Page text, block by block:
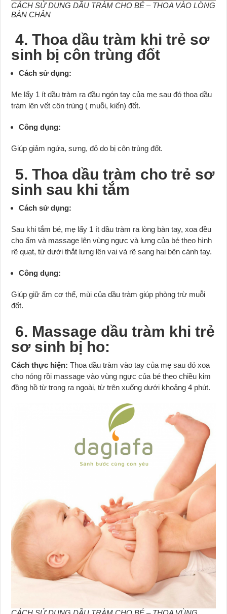
CÁCH SỬ DỤNG DẦU TRÀM CHO BÉ – THOA VÀO LÒNG
BÀN CHÂN
4. Thoa dầu tràm khi trẻ sơ
sinh bị côn trùng đốt
Cách sử dụng:
Mẹ lấy 1 ít dầu tràm ra đầu ngón tay của mẹ sau đó thoa dầu
tràm lên vết côn trùng ( muỗi, kiến) đốt.
Công dụng:
Giúp giảm ngứa, sưng, đỏ do bị côn trùng đốt.
5. Thoa dầu tràm cho trẻ sơ
sinh sau khi tắm
Cách sử dụng:
Sau khi tắm bé, mẹ lấy 1 ít dầu tràm ra lòng bàn tay, xoa đều
cho ấm và massage lên vùng ngực và lưng của bé theo hình
rẽ quạt, từ dưới thắt lưng lên vai và rẽ sang hai bên cánh tay.
Công dụng:
Giúp giữ ấm cơ thể, mùi của dầu tràm giúp phòng trừ muỗi
đốt.
6. Massage dầu tràm khi trẻ
sơ sinh bị ho:
Cách thực hiện: Thoa dầu tràm vào tay của mẹ sau đó xoa
cho nóng rồi massage vào vùng ngực của bé theo chiều kim
đồng hồ từ trong ra ngoài, từ trên xuống dưới khoảng 4 phút.